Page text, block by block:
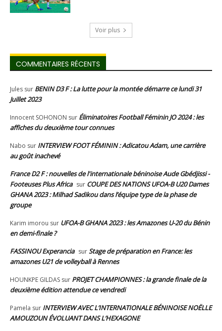
Voir plus
COMMENTAIRES RÉCENTS
Jules sur BENIN D3 F : La lutte pour la montée démarre ce lundi 31
Juillet 2023
Innocent SOHONON sur Éliminatoires Football Féminin JO 2024 : les
affiches du deuxième tour connues
Nabo sur INTERVIEW FOOT FÉMININ : Adicatou Adam, une carrière
au goût inachevé
France D2 F : nouvelles de l'internationale béninoise Aude Gbédjissi -
Footeuses Plus Africa sur COUPE DES NATIONS UFOA-B U20 Dames
GHANA 2023 : Milhad Sadikou dans l’équipe type de la phase de
groupe
Karim imorou sur UFOA-B GHANA 2023 : les Amazones U-20 du Bénin
en demi-finale ?
FASSINOU Experancia surStage de préparation en France: les
amazones U21 de volleyball à Rennes
HOUNKPE GILDAS sur PROJET CHAMPIONNES : la grande finale de la
deuxième édition attendue ce vendredi
Pamela sur INTERVIEW AVEC L’INTERNATIONALE BÉNINOISE NOËLLE
AMOUZOUN ÉVOLUANT DANS L’HEXAGONE